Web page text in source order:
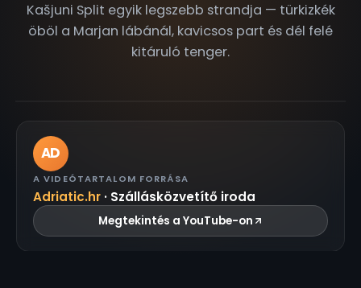
Kašjuni Split egyik legszebb strandja — türkizkék
öböl a Marjan lábánál, kavicsos part és dél felé
kitáruló tenger.
KIEMELT · 4K DRÓNFELVÉTEL
Kašjuni — türkizkék öböl a Marjan lábánál
AD
A VIDEÓTARTALOM FORRÁSA
Adriatic.hr · Szállásközvetítő iroda
Megtekintés a YouTube-on